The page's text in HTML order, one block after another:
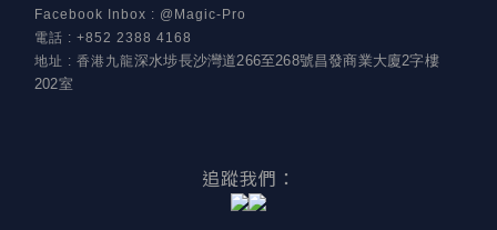
Facebook Inbox : @Magic-Pro
電話 : +852 2388 4168
地址 : 香港九龍深水埗長沙灣道266至268號昌發商業大廈2字樓
202室
追蹤我們：